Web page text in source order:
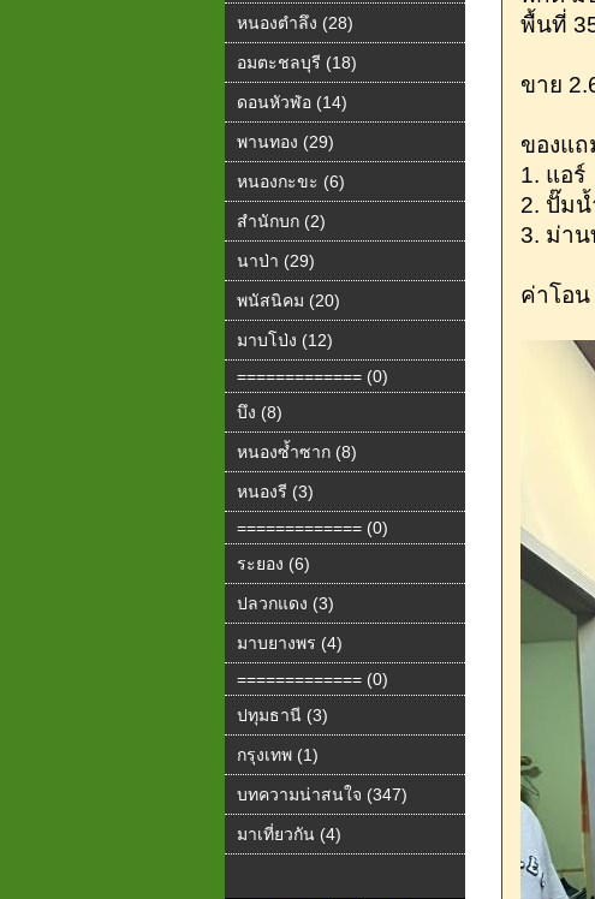
หนองตำลึง (28)
อมตะชลบุรี (18)
ดอนหัวฬ่อ (14)
พานทอง (29)
หนองกะขะ (6)
สำนักบก (2)
นาป่า (29)
พนัสนิคม (20)
มาบโป่ง (12)
============= (0)
บึง (8)
หนองซ้ำซาก (8)
หนองรี (3)
============= (0)
ระยอง (6)
ปลวกแดง (3)
มาบยางพร (4)
============= (0)
ปทุมธานี (3)
กรุงเทพ (1)
บทความน่าสนใจ (347)
มาเที่ยวกัน (4)
พื้นที่
ขาย
ของแถ
1. แอร์
2. ปั๊มน้
3. ม่าน
ค่าโอน